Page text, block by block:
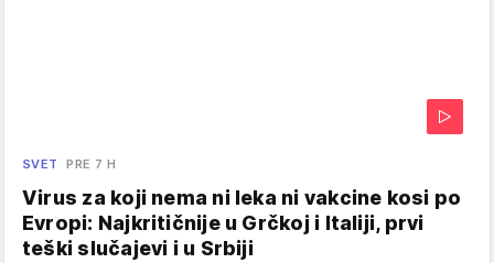
SVET PRE 7 H
Virus za koji nema ni leka ni vakcine kosi po
Evropi: Najkritičnije u Grčkoj i Italiji, prvi
teški slučajevi i u Srbiji